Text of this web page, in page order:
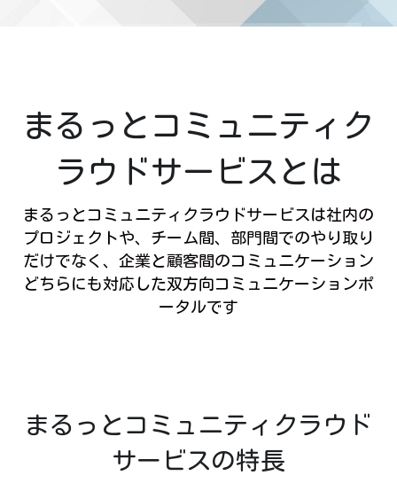
まるっとコミュニティク
ラウドサービスとは
まるっとコミュニティクラウドサービスは社内の
プロジェクトや、チーム間、部門間でのやり取り
だけでなく、企業と顧客間のコミュニケーション
どちらにも対応した双方向コミュニケーションポ
ータルです
まるっとコミュニティクラウド
サービスの特長